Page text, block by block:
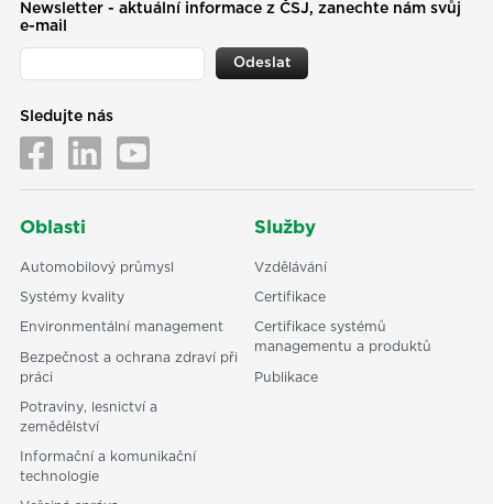
Newsletter - aktuální informace z ČSJ, zanechte nám svůj
e-mail
Odeslat
Sledujte nás
Oblasti
Automobilový průmysl
Systémy kvality
Environmentální management
Bezpečnost a ochrana zdraví při
práci
Potraviny, lesnictví a
zemědělství
Informační a komunikační
technologie
Služby
Vzdělávání
Certifikace
Certifikace systémů
managementu a produktů
Publikace